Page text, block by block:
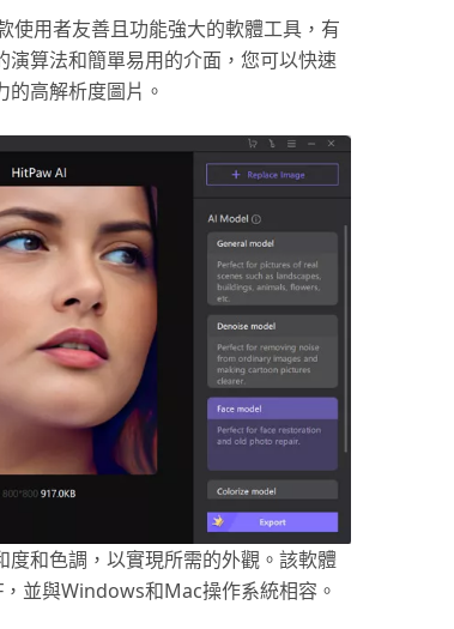
使用者友善且功能強大的軟體工具，有
算法和簡單易用的介面，您可以快速
高解析度圖片。
和色調，以實現所需的外觀。該軟體
並與Windows和Mac操作系統相容。